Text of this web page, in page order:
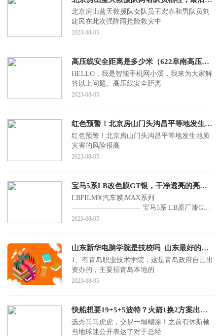
北京房山蓝天救援队女队员王宏春和男队员刘
建民在此次强降雨抢险救灾中
2023-08-05
高压线安全距离是多少米（622阜南高压线电击事件简介）
HELLO，我是智能手机网小溪，我来为大家解
答以上问题。高压线安全距离
2023-08-05
红色预警！北京房山门头沟昌平等地发生地质灾害的风险很高
红色预警！北京房山门头沟昌平等地发生地质
灾害的风险很高
2023-08-05
宝马5系LB改色膜GT银，干净透亮的亮面光感
LBFILM®汽车膜|MAX系列
—————————— 宝马5系 LB原厂漆GT
银-SC
2023-08-05
山东新华电脑学院是技校吗_山东最好的技校
1、有青岛职业技术学院，这是青岛政府自己出
资办的，主要招青岛本地的
2023-08-05
快船想要19+5+5波特？火箭1换2方案出炉，斯通有意鲍科比
选秀马马虎虎，交易一塌糊涂！之前有休斯顿
当地球迷公开表达了对于总经